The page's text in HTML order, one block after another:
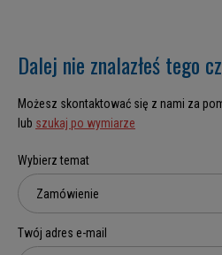
Dalej nie znalazłeś tego
Możesz skontaktować się z nami za
lub szukaj po wymiarze